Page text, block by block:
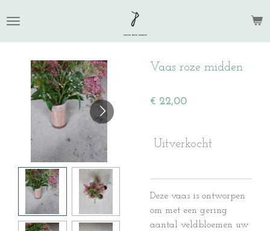
direct
naar
hoofdinhoud
Vaas roze midden
€ 22,00
Uitverkocht
Deze vaas is ontworpen
om met een gering
aantal veldbloemen uw